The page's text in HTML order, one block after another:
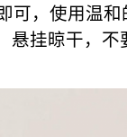
可，使用温
悬挂晾干，